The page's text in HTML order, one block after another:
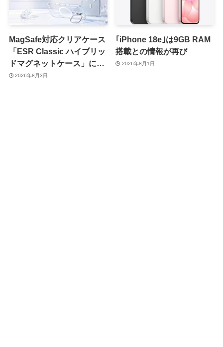
MagSafe対応クリアケース
「ESR Classic ハイブリッ
ドマグネットケース」に黄
ばみへの耐久性を向上させ
2026年8月3日
｢iPhone 18e｣は9GB RAM
搭載との情報が再び
2026年8月1日